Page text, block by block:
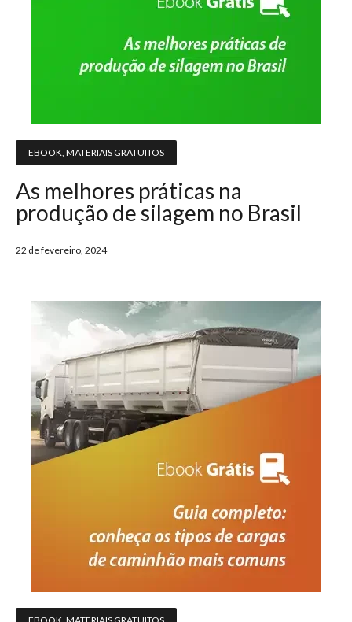
EBOOK MATERIAIS GRATUITOS
As melhores práticas na
produção de silagem no Brasil
22 de fevereiro, 2024